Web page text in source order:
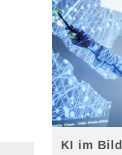
KI im